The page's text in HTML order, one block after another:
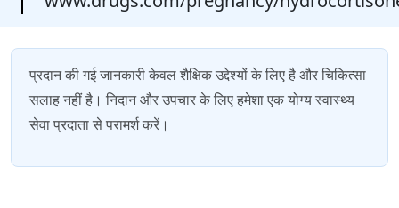
प्रदान की गई जानकारी केवल शैक्षिक उद्देश्यों के लिए है और चिकित्सा
सलाह नहीं है। निदान और उपचार के लिए हमेशा एक योग्य स्वास्थ्य
सेवा प्रदाता से परामर्श करें।